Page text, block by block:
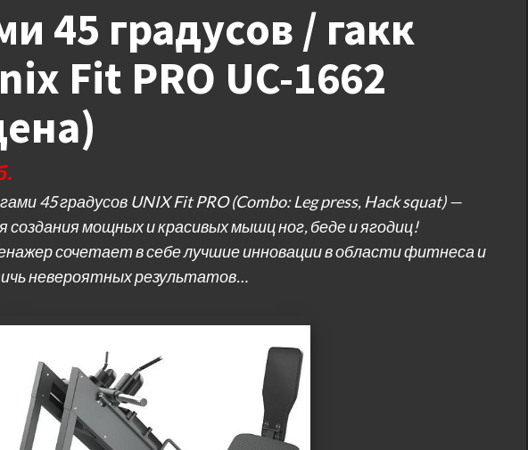
45 градусов / гакк
Fit PRO UC-1662
45 градусов UNIX Fit PRO (Combo: Leg press, Hack squat) —
мощных и красивых мышц ног, беде и ягодиц!
сочетает в себе лучшие инновации в области фитнеса и
невероятных результатов…